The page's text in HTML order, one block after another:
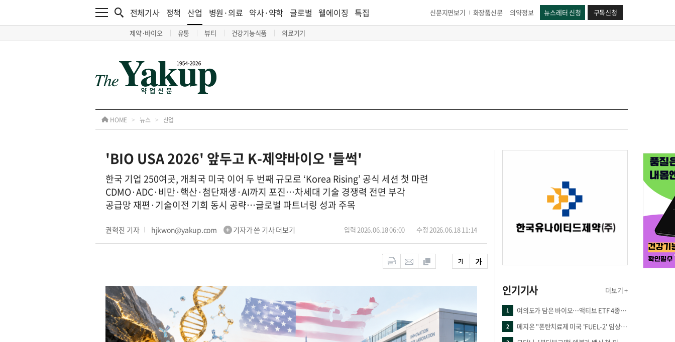
전체기사 정책 산업
제약·바이오 유통 뷰티 건강기능식품 의료기기
병원·의료 약사·약학 글로벌 웰에이징 특집 신문지면보기 화장품신문 의약정보 뉴스레터 신청 구독신청
HOME > 뉴스 > 산업
'BIO USA 2026' 앞두고 K-제약바이오 '들썩'
한국 기업 250여곳, 개최국 미국 이어 두 번째 규모로 ‘Korea Rising’ 공식 세션 첫 마련
CDMO·ADC·비만·핵산·첨단재생·AI까지 포진…차세대 기술 경쟁력 전면 부각
공급망 재편·기술이전 기회 동시 공략…글로벌 파트너링 성과 주목
권혁진 기자 hjkwon@yakup.com 기자가 쓴 기사 더보기 입력 2026.06.18 06:00 수정 2026.06.18 11:14
인기기사 더보기 +
1 여의도가 담은 바이오…액티브 ETF 4종의 선택은
2 메지온 "폰탄치료제 미국 'FUEL-2' 임상 프로토콜 영국 승인"